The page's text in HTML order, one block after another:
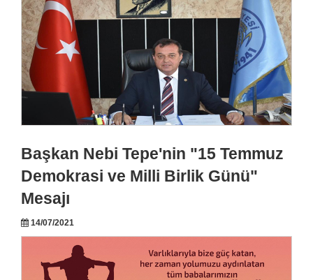
Başkan Nebi Tepe'nin "15 Temmuz
Demokrasi ve Milli Birlik Günü"
Mesajı
14/07/2021